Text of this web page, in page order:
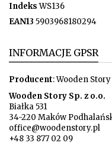
Indeks WS136
EAN13 5903968180294
INFORMACJE GPSR
Producent: Wooden Story
Wooden Story Sp. z o.o.
Białka 531
34-220 Maków
office@woodenstory.pl
+48 33 877 02 09